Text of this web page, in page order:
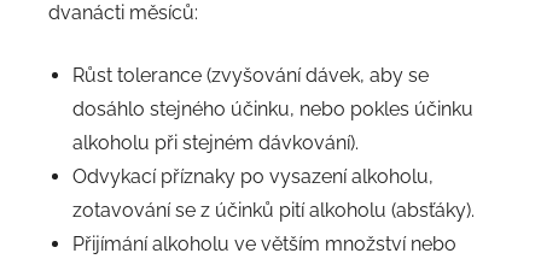
dvanácti měsíců:
Růst tolerance (zvyšování dávek, aby se
dosáhlo stejného účinku, nebo pokles účinku
alkoholu při stejném dávkování).
Odvykací příznaky po vysazení alkoholu,
zotavování se z účinků pití alkoholu (absťáky).
Přijímání alkoholu ve větším množství nebo